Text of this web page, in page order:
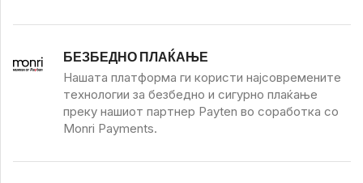
БЕЗБЕДНО ПЛАЌАЊЕ
Нашата платформа ги користи најсовремените
технологии за безбедно и сигурно плаќање
преку нашиот партнер Payten во соработка со
Monri Payments.